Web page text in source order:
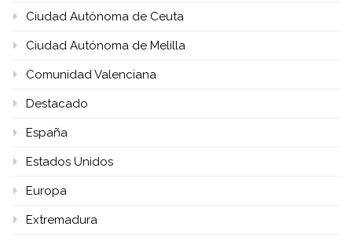
Ciudad Autónoma de Ceuta
Ciudad Autónoma de Melilla
Comunidad Valenciana
Destacado
España
Estados Unidos
Europa
Extremadura